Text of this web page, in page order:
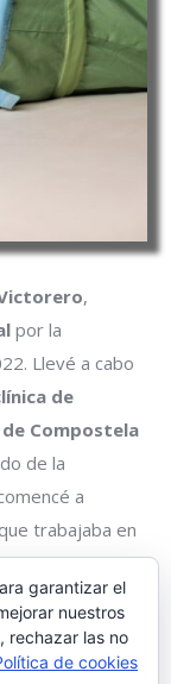
,
por la
Llevé a cabo
de
Compostela
de la
a
trabajaba en
en Oviedo.
:evaluación
,tratamiento
, intervención
garantizar el
nuestros
rechazar las no
de cookies